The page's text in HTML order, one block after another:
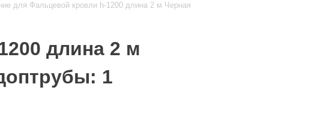
для Фальцевой кровли h-1200 длина 2 м Черная
длина 2 м
1